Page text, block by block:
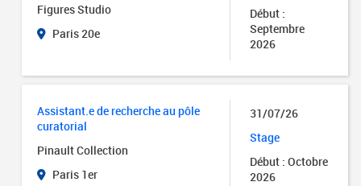
Figures Studio
Paris 20e
Début :
Septembre
2026
Assistant.e de recherche au pôle
curatorial
Pinault Collection
Paris 1er
31/07/26
Stage
Début : Octobre
2026